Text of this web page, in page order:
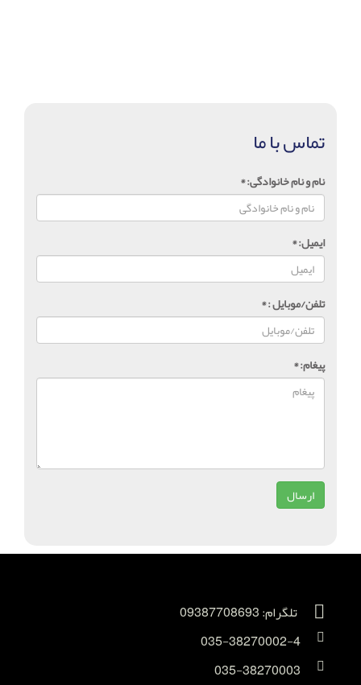
تماس با ما
نام و نام خانوادگی:*
ایمیل:*
تلفن/موبایل :*
پیغام:*
تلگرام: 09387708693
035-38270002-4
035-38270003